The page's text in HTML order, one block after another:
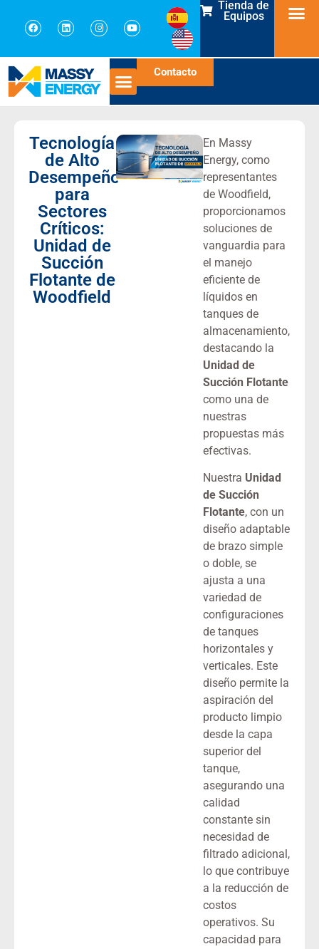
Tienda de
Equipos
Contacto
Tecnología
de Alto
Desempeño
para
Sectores
Críticos:
Unidad de
Succión
Flotante de
Woodfield
En Massy
Energy, como
representantes
de Woodfield,
proporcionamos
soluciones de
vanguardia para
el manejo
eficiente de
líquidos en
tanques de
almacenamiento,
destacando la
Unidad de
Succión Flotante
como una de
nuestras
propuestas más
efectivas.
Nuestra Unidad
de Succión
Flotante, con un
diseño adaptable
de brazo simple
o doble, se
ajusta a una
variedad de
configuraciones
de tanques
horizontales y
verticales. Este
diseño permite la
aspiración del
producto limpio
desde la capa
superior del
tanque,
asegurando una
calidad
constante sin
necesidad de
filtrado adicional,
lo que contribuye
a la reducción de
costos
operativos. Su
capacidad para